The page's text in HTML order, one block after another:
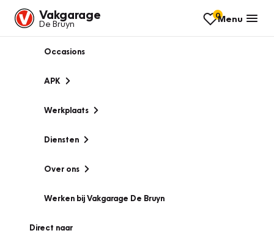
Vakgarage
De Bruyn
0Menu
Occasions
APK
Werkplaats
Diensten
Over ons
Werken bij Vakgarage De Bruyn
Direct naar